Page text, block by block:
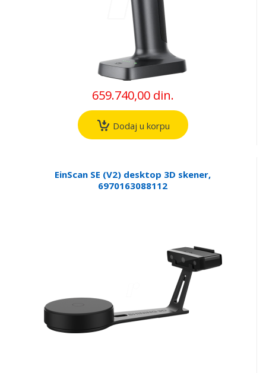
659.740,00 din.
Dodaj u korpu
EinScan SE (V2) desktop 3D skener,
6970163088112